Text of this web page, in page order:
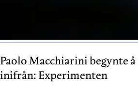
Paolo Macchiarini begynte
inifrån: Experimenten